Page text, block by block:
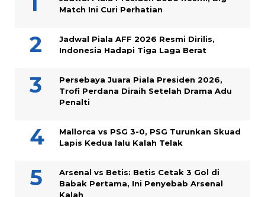
Match Ini Curi Perhatian
Jadwal Piala AFF 2026 Resmi Dirilis,
Indonesia Hadapi Tiga Laga Berat
Persebaya Juara Piala Presiden 2026,
Trofi Perdana Diraih Setelah Drama Adu
Penalti
Mallorca vs PSG 3-0, PSG Turunkan Skuad
Lapis Kedua lalu Kalah Telak
Arsenal vs Betis: Betis Cetak 3 Gol di
Babak Pertama, Ini Penyebab Arsenal
Kalah